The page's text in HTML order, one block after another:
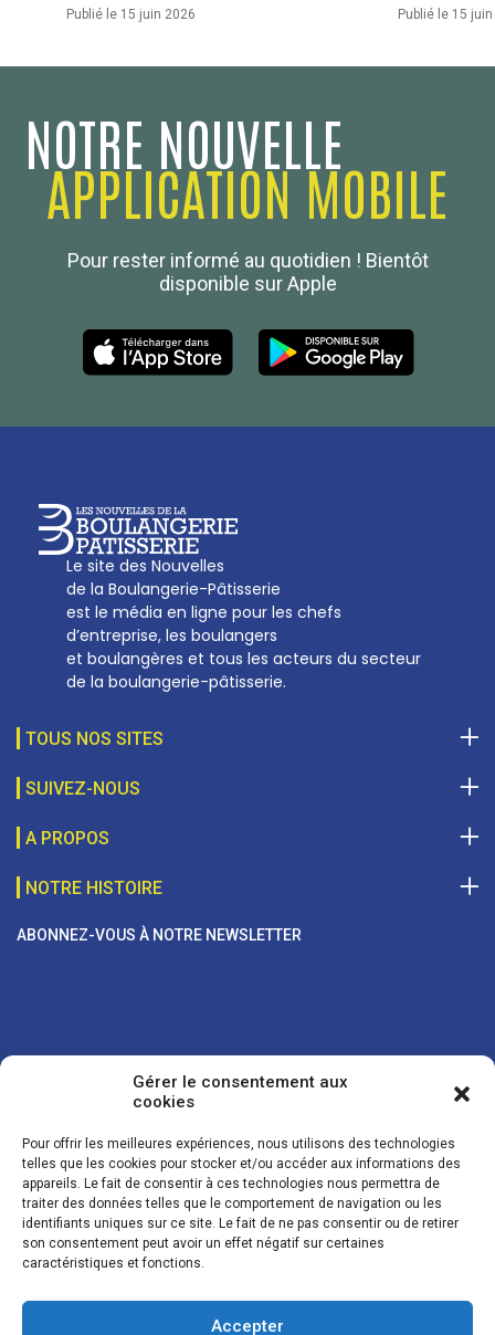
Gérer le consentement aux
cookies
Pour offrir les meilleures expériences, nous utilisons des technologies
telles que les cookies pour stocker et/ou accéder aux informations des
appareils. Le fait de consentir à ces technologies nous permettra de
traiter des données telles que le comportement de navigation ou les
identifiants uniques sur ce site. Le fait de ne pas consentir ou de retirer
son consentement peut avoir un effet négatif sur certaines
caractéristiques et fonctions.
Accepter
Publié le 15 juin 2026 Publié le 15
NOTRE NOUVELLE
APPLICATION MOBILE
Pour rester informé au quotidien ! Bientôt
disponible sur Apple
Le site des Nouvelles
de la Boulangerie-Pâtisserie
est le média en ligne pour les chefs
d’entreprise, les boulangers
et boulangères et tous les acteurs du secteur
de la boulangerie-pâtisserie.
TOUS NOS SITES
Boulanger de France
SUIVEZ-NOUS
A PROPOS
Les Nouvelles de la Boulangerie-Pâtisserie Française
27, av d’Eylau - 75782 Paris Cédex 16
01 53 70 16 25
NOTRE HISTOIRE
ABONNEZ-VOUS À NOTRE NEWSLETTER
Vos coordonnées sont uniquement utilisées pour vous envoyer des
lettres d'information sur nos activités. Vous pouvez à tout moment
utiliser le lien de désinscription figurant dans la lettre d'information.